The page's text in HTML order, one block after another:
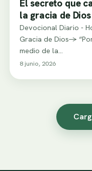
El secreto que
la gracia de Dios
Devocional Diario -
Gracia de Dios->
medio de la…
8 junio, 2026